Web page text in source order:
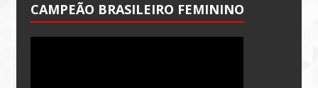
CAMPEÃO BRASILEIRO FEMININO